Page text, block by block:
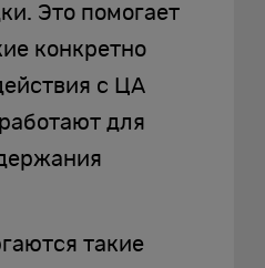
Это помогает
конкретно
с ЦА
для
такие